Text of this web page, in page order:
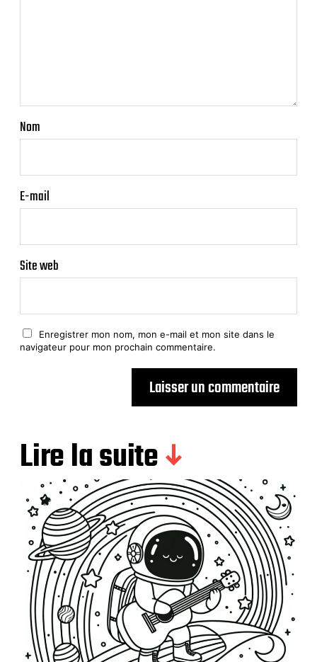
Nom
E-mail
Site web
Enregistrer mon nom, mon e-mail et mon site dans le
navigateur pour mon prochain commentaire.
Lire la suite